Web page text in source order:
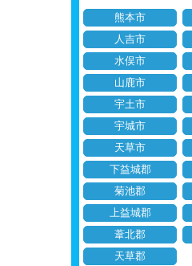
熊本市
人吉市
水俣市
山鹿市
宇土市
宇城市
天草市
下益城郡
菊池郡
上益城郡
葦北郡
天草郡